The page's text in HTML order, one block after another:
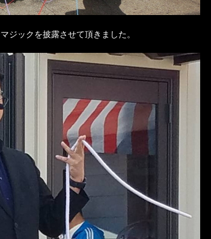
ジックを披露させて頂きました。